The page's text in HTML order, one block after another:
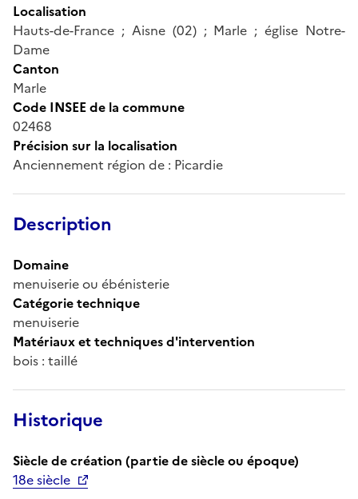
Localisation
Hauts-de-France ; Aisne (02) ; Marle ; église Notre-
Dame
Canton
Marle
Code INSEE de la commune
02468
Précision sur la localisation
Anciennement région de : Picardie
Description
Domaine
menuiserie ou ébénisterie
Catégorie technique
menuiserie
Matériaux et techniques d'intervention
bois : taillé
Historique
Siècle de création (partie de siècle ou époque)
18e siècle